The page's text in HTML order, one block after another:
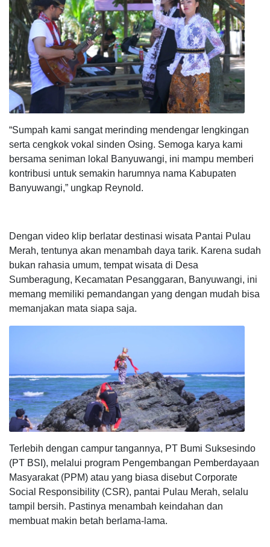
“Sumpah kami sangat merinding mendengar lengkingan
serta cengkok vokal sinden Osing. Semoga karya kami
bersama seniman lokal Banyuwangi, ini mampu memberi
kontribusi untuk semakin harumnya nama Kabupaten
Banyuwangi,” ungkap Reynold.
Dengan video klip berlatar destinasi wisata Pantai Pulau
Merah, tentunya akan menambah daya tarik. Karena sudah
bukan rahasia umum, tempat wisata di Desa
Sumberagung, Kecamatan Pesanggaran, Banyuwangi, ini
memang memiliki pemandangan yang dengan mudah bisa
memanjakan mata siapa saja.
Terlebih dengan campur tangannya, PT Bumi Suksesindo
(PT BSI), melalui program Pengembangan Pemberdayaan
Masyarakat (PPM) atau yang biasa disebut Corporate
Social Responsibility (CSR), pantai Pulau Merah, selalu
tampil bersih. Pastinya menambah keindahan dan
membuat makin betah berlama-lama.